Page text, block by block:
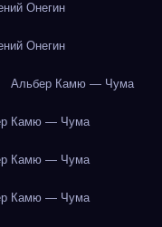
Онегин
Онегин
Альбер Камю — Чума
Камю — Чума
Камю — Чума
Камю — Чума